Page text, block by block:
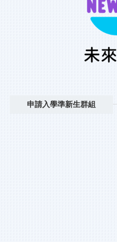
申請入學準新生群組